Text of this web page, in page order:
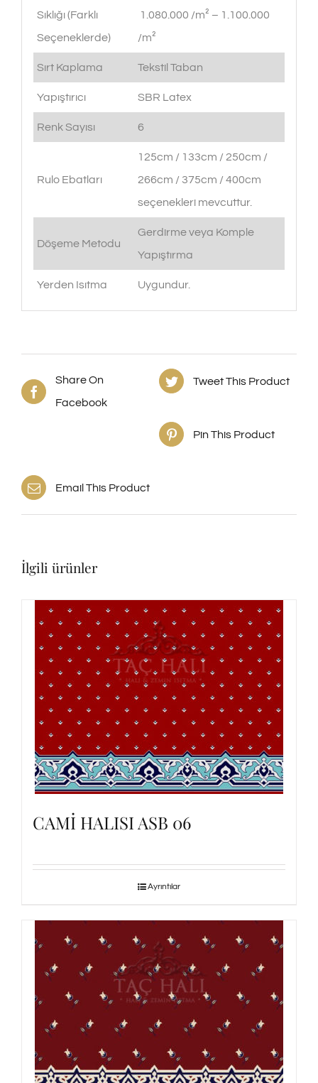
Sıklığı (Farklı
Seçeneklerde)
1.080.000 /m² – 1.100.000
/m²
Sırt Kaplama Tekstil Taban
Yapıştırıcı SBR Latex
Renk Sayısı 6
Rulo Ebatları
125cm / 133cm / 250cm /
266cm / 375cm / 400cm
seçenekleri mevcuttur.
Döşeme Metodu
Gerdirme veya Komple
Yapıştırma
Yerden Isıtma Uygundur.
Share On
Facebook
Tweet This Product
Pin This Product
Email This Product
İlgili ürünler
CAMİ HALISI ASB 06
Ayrıntılar